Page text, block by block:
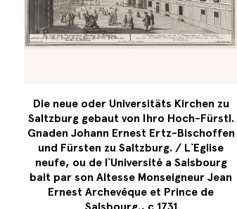
Die neue oder Universitäts Kirchen zu
Saltzburg gebaut von Ihro Hoch-Fürstl.
Gnaden Johann Ernest Ertz-Bischoffen
und Fürsten zu Saltzburg. / L`Eglise
neufe, ou de l`Université a Salsbourg
bait par son Altesse Monseigneur Jean
Ernest Archevéque et Prince de